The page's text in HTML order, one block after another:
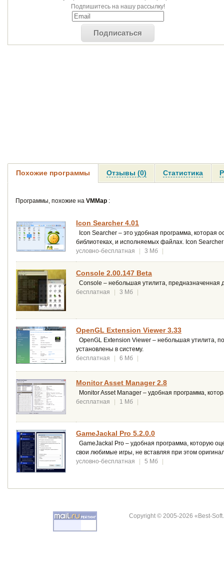
Подпишитесь на нашу рассылку!
Подписаться
Похожие программы Отзывы (0) Статистика
Программы, похожие на VMMap :
Icon Searcher 4.01
Icon Searcher – это удобная программа, которая
библиотеках, и исполняемых файлах. Icon
условно-бесплатная
| 3 Мб |
Console 2.00.147 Beta
Console – небольшая утилита, предназначенная
бесплатная
| 3 Мб |
OpenGL Extension Viewer 3.33
OpenGL Extension Viewer – небольшая утилита,
установлены в систему.
бесплатная
| 6 Мб |
Monitor Asset Manager 2.8
Monitor Asset Manager – удобная программа,
бесплатная
| 1 Мб |
GameJackal Pro 5.2.0.0
GameJackal Pro – удобная программа, которую
свои любимые игры, не вставляя при этом
условно-бесплатная
| 5 Мб |
Copyright © 2005-2026 «Best-